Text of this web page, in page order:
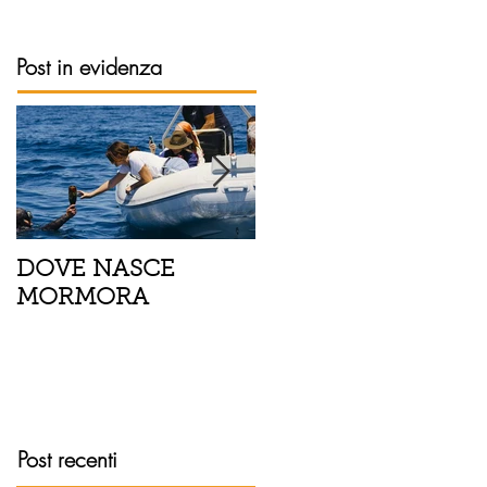
Post in evidenza
DOVE NASCE
MORMORA
Post recenti